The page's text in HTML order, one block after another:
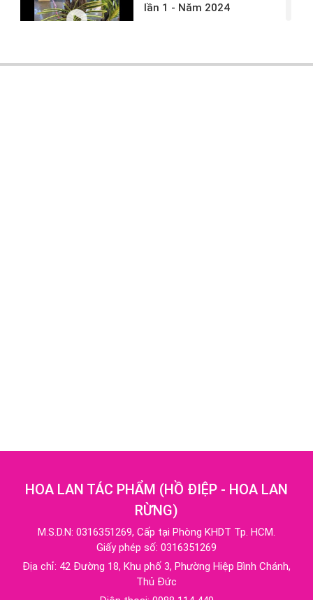
lần 1 - Năm 2024
HOA LAN TÁC PHẨM (HỒ ĐIỆP - HOA LAN
RỪNG)
M.S.D.N: 0316351269, Cấp tại Phòng KHDT Tp. HCM.
Giấy phép số: 0316351269
Địa chỉ: 42 Đường 18, Khu phố 3, Phường Hiệp Bình Chánh,
Thủ Đức